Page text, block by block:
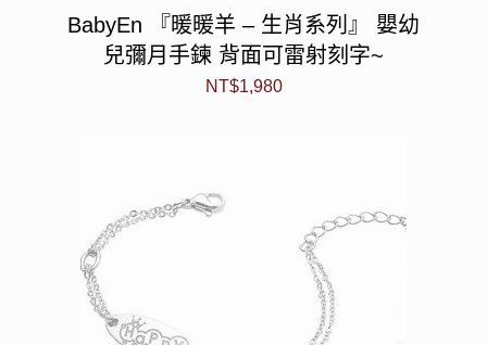
BabyEn 『暖暖羊 – 生肖系列』 嬰幼
兒彌月手鍊 背面可雷射刻字~
NT$1,980